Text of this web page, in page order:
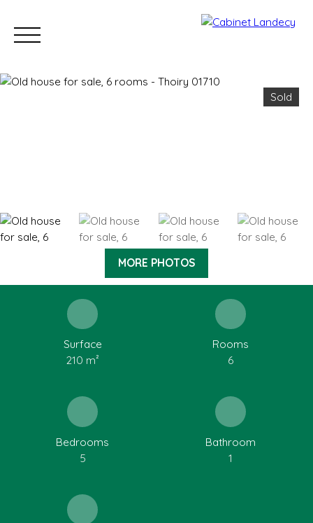
ESTIMATE
Sold
MORE PHOTOS
Surface
210 m²
Rooms
6
Bedrooms
5
Bathroom
1